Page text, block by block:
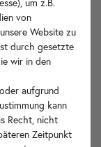
von
Website zu
durch gesetzte
wir in den
aufgrund
kann
Recht, nicht
Zeitpunkt